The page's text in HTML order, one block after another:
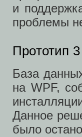
и
проблемы
Прототип 3
База
на WPF,
Данное
было